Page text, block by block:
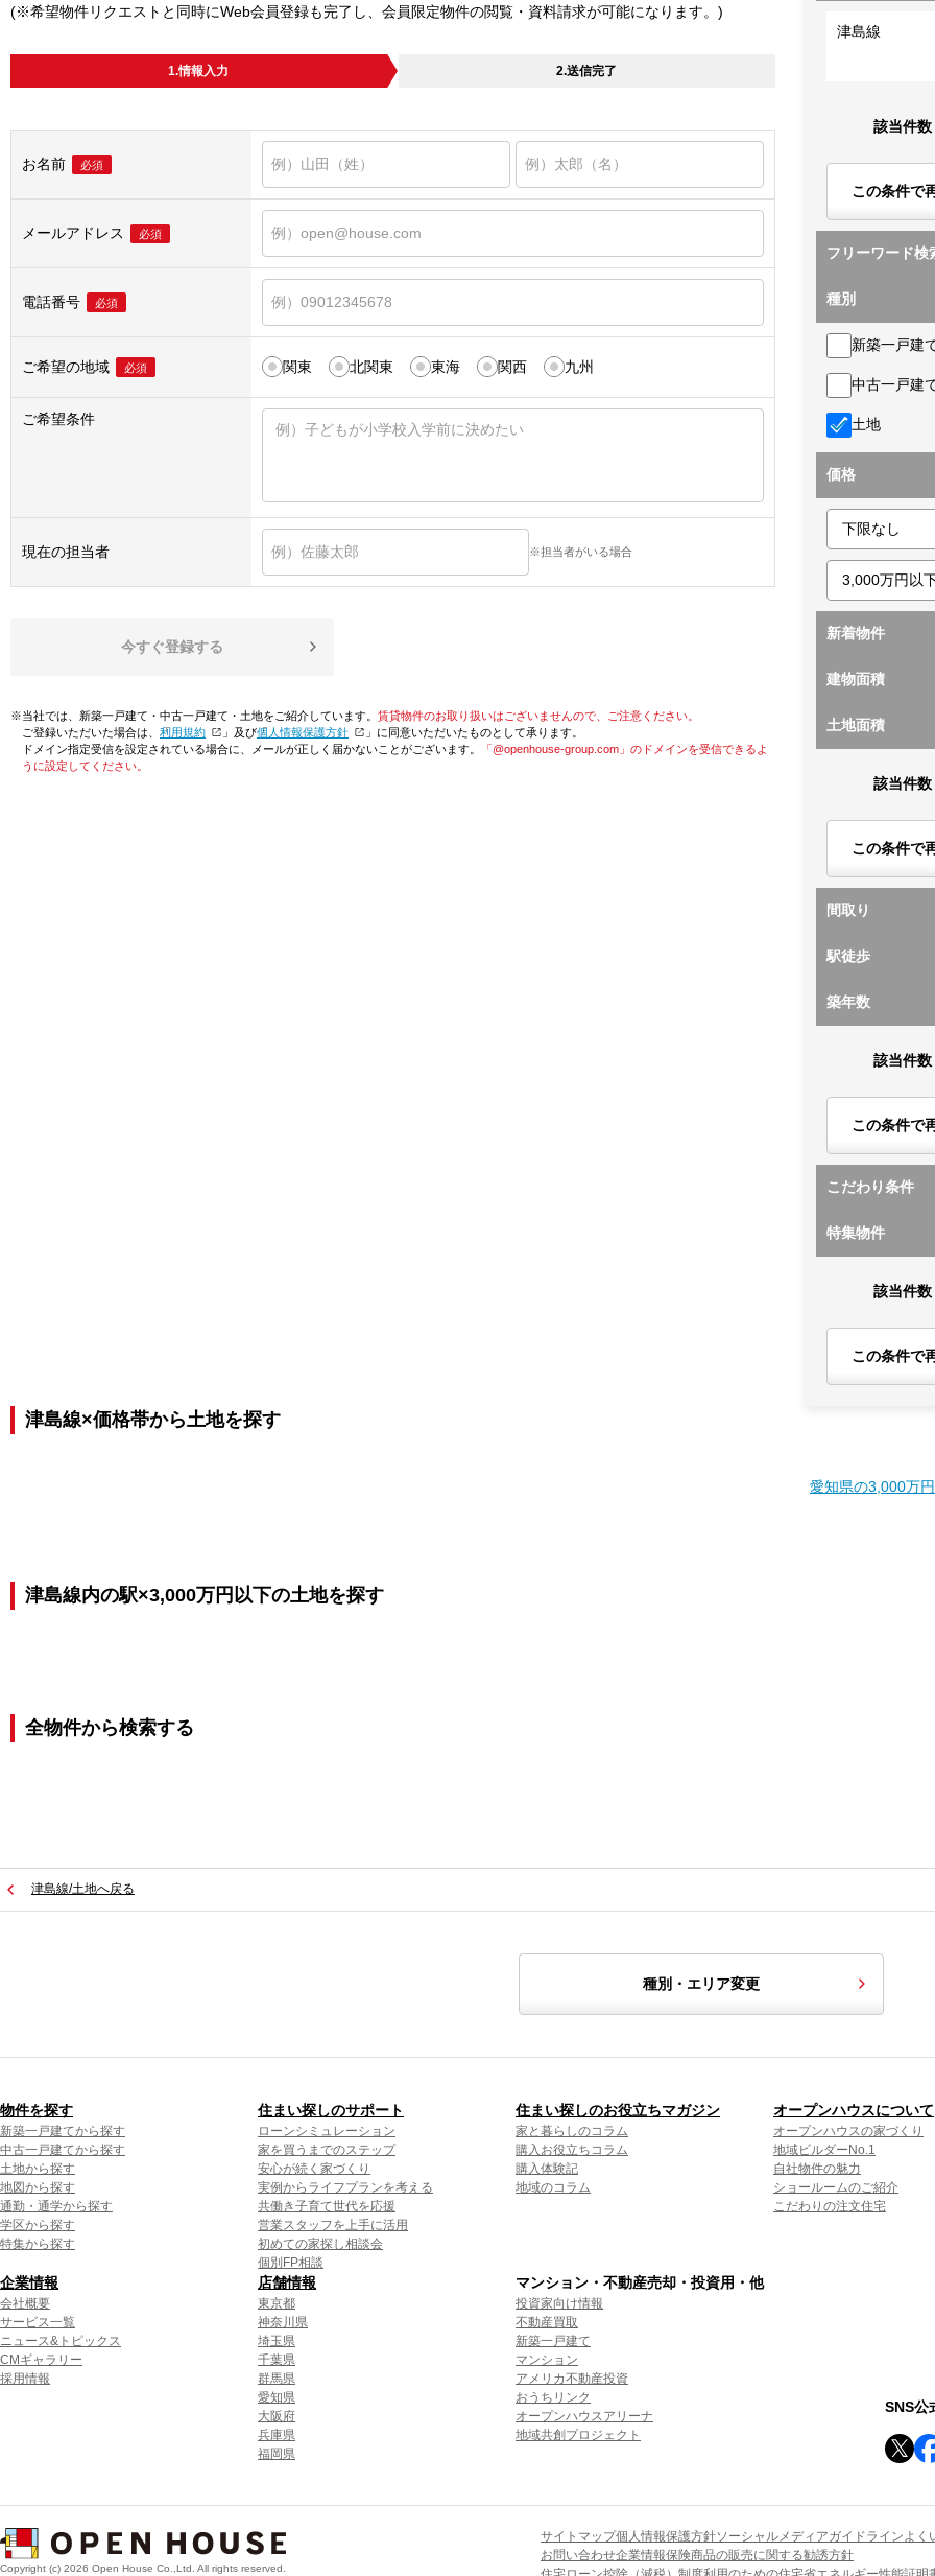
(※希望物件リクエストと同時にWeb会員登録も完了し、会員限定物件の閲覧・資料請求が可能になります。)
1.情報入力 2.送信完了
お名前 必須
メールアドレス 必須
電話番号 必須
ご希望の地域 必須 関東 北関東 東海 関西 九州
ご希望条件
現在の担当者 ※担当者がいる場合
今すぐ登録する
※当社では、新築一戸建て・中古一戸建て・土地をご紹介しています。 賃貸物件のお取り扱いはございませんので、ご注意ください。
ご登録いただいた場合は、「利用規約 」及び「個人情報保護方針
」に同意いただいたものとして承ります。
ドメイン指定受信を設定されている場合に、メールが正しく届かないことがございます。
「@openhouse-group.com」のドメインを受信できるよ
うに設定してください。
津島線
該当件数
この条件で
フリーワード検
種別
新築一戸建
中古一戸建
土地
価格
新着物件
建物面積
土地面積
該当件数
この条件で
間取り
駅徒歩
築年数
該当件数
この条件で
こだわり条件
特集物件
該当件数
この条件で
津島線×価格帯から土地を探す
愛知県の3,000万
津島線内の駅×3,000万円以下の土地を探す
全物件から検索する
津島線/土地へ戻る
種別・エリア変更
物件を探す
新築一戸建てから探す
中古一戸建てから探す
土地から探す
地図から探す
通勤・通学から探す
学区から探す
特集から探す
住まい探しのサポート
ローンシミュレーション
家を買うまでのステップ
安心が続く家づくり
実例からライフプランを考える
共働き子育て世代を応援
営業スタッフを上手に活用
初めての家探し相談会
個別FP相談
住まい探しのお役立ちマガジン
家と暮らしのコラム
購入お役立ちコラム
購入体験記
地域のコラム
オープンハウスについて
オープンハウスの家づくり
地域ビルダーNo.1
自社物件の魅力
ショールームのご紹介
こだわりの注文住宅
企業情報
会社概要
サービス一覧
ニュース&トピックス
CMギャラリー
採用情報
店舗情報
東京都
神奈川県
埼玉県
千葉県
群馬県
愛知県
大阪府
兵庫県
福岡県
マンション・不動産売却・投資用・他
投資家向け情報
不動産買取
新築一戸建て
マンション
アメリカ不動産投資
おうちリンク
オープンハウスアリーナ
地域共創プロジェクト
SNS公
Copyright (c) 2026 Open House Co.,Ltd. All rights reserved.
サイトマップ個人情報保護方針ソーシャルメディアガイドラインよく
お問い合わせ企業情報保険商品の販売に関する勧誘方針